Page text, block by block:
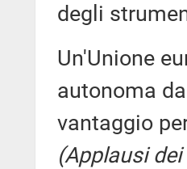
degli
Un'Unione
autonoma
vantaggio
(Applausi